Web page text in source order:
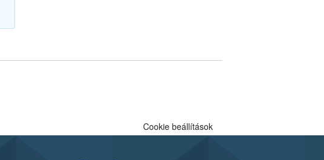
Cookie beállítások